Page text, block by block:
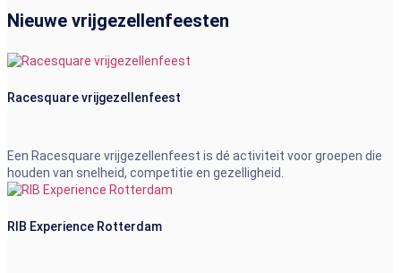
Nieuwe vrijgezellenfeesten
Racesquare vrijgezellenfeest
Een Racesquare vrijgezellenfeest is dé activiteit voor groepen die
houden van snelheid, competitie en gezelligheid.
RIB Experience Rotterdam